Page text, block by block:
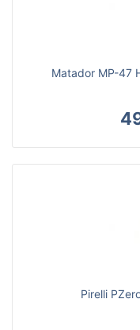
Matador MP-47
Pirelli